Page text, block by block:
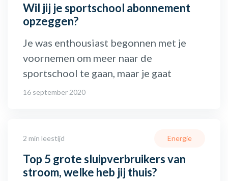
Wil jij je sportschool abonnement
opzeggen?
Je was enthousiast begonnen met je
voornemen om meer naar de
sportschool te gaan, maar je gaat
16 september 2020
2 min leestijd
Top 5 grote sluipverbruikers van
stroom, welke heb jij thuis?
Energie